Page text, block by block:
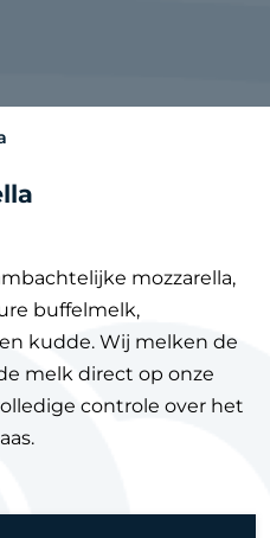
mozzarella,
buffelmelk,
kudde. Wij melken de
melk direct op onze
controle over het